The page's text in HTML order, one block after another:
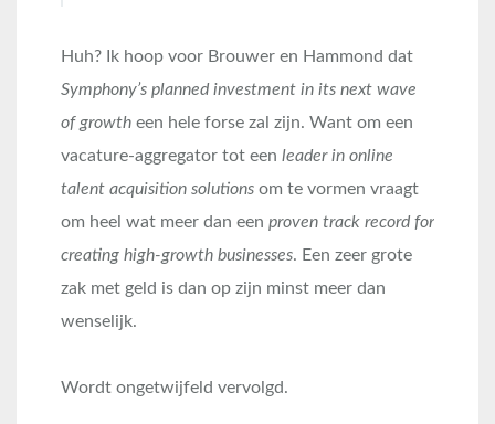
Huh? Ik hoop voor Brouwer en Hammond dat
Symphony’s planned investment in its next wave
of growth een hele forse zal zijn. Want om een
vacature-aggregator tot een leader in online
talent acquisition solutions om te vormen vraagt
om heel wat meer dan een proven track record for
creating high-growth businesses. Een zeer grote
zak met geld is dan op zijn minst meer dan
wenselijk.
Wordt ongetwijfeld vervolgd.